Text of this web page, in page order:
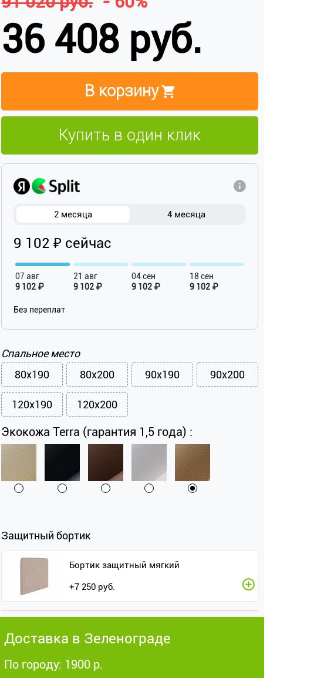
36 408 руб.
В корзину
Купить в один клик
2 месяца 4 месяца
9 102 ₽ сейчас
07 авг
9 102 ₽
21 авг
9 102 ₽
04 сен
9 102 ₽
18 сен
9 102 ₽
Без переплат
Спальное место
80x190
80x200 90x190 90x200
120x190 120x200
Экокожа Terra (гарантия 1,5 года) :
Защитный бортик
Бортик защитный мягкий
+7 250 руб.
Доставка в Зеленограде
По городу: 1900 р.